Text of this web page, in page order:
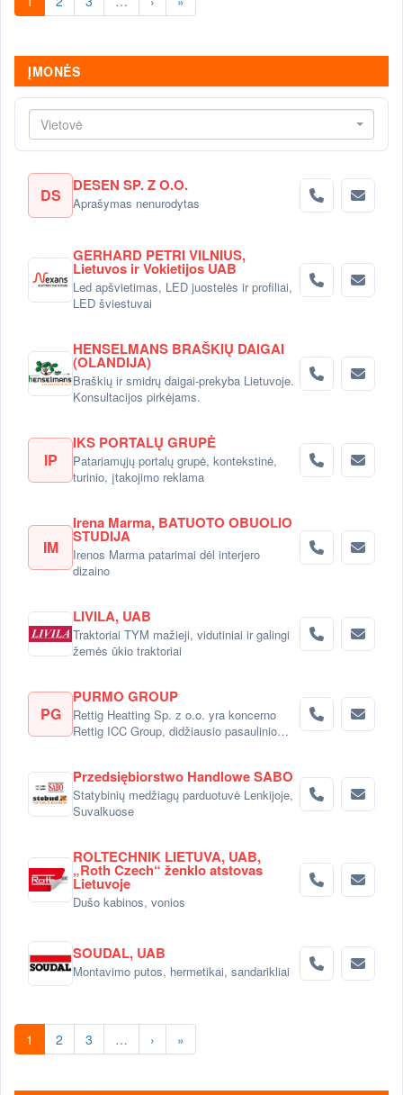
ĮMONĖS
Vietovė
DS DESEN SP. Z O.O.
Aprašymas nenurodytas
GERHARD PETRI VILNIUS,
Lietuvos ir Vokietijos UAB
Led apšvietimas, LED juostelės ir profiliai,
LED šviestuvai
HENSELMANS BRAŠKIŲ DAIGAI
(OLANDIJA)
Braškių ir smidrų daigai-prekyba Lietuvoje.
Konsultacijos pirkėjams.
IP
IKS PORTALŲ GRUPĖ
Patariamųjų portalų grupė, kontekstinė,
turinio, įtakojimo reklama
IM
Irena Marma, BATUOTO OBUOLIO
STUDIJA
Irenos Marma patarimai dėl interjero
dizaino
LIVILA, UAB
Traktoriai TYM mažieji, vidutiniai ir galingi
žemės ūkio traktoriai
PG
PURMO GROUP
Rettig Heatting Sp. z o.o. yra koncerno
Rettig ICC Group, didžiausio pasaulinio
Przedsiębiorstwo Handlowe SABO
Statybinių medžiagų parduotuvė Lenkijoje,
Suvalkuose
ROLTECHNIK LIETUVA, UAB,
„Roth Czech“ ženklo atstovas
Lietuvoje
Dušo kabinos, vonios
SOUDAL, UAB
Montavimo putos, hermetikai, sandarikliai
1 2 3 … › »